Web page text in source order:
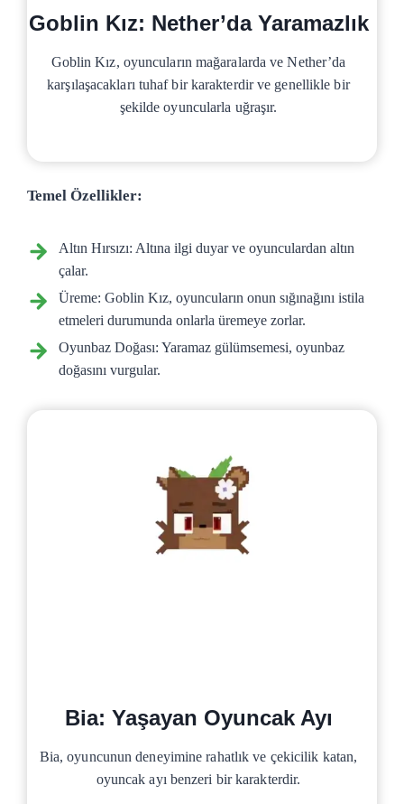
Goblin Kız: Nether’da Yaramazlık
Goblin Kız, oyuncuların mağaralarda ve Nether’da
karşılaşacakları tuhaf bir karakterdir ve genellikle bir
şekilde oyuncularla uğraşır.
Temel Özellikler:
Altın Hırsızı: Altına ilgi duyar ve oyunculardan altın
çalar.
Üreme: Goblin Kız, oyuncuların onun sığınağını istila
etmeleri durumunda onlarla üremeye zorlar.
Oyunbaz Doğası: Yaramaz gülümsemesi, oyunbaz
doğasını vurgular.
Bia: Yaşayan Oyuncak Ayı
Bia, oyuncunun deneyimine rahatlık ve çekicilik katan,
oyuncak ayı benzeri bir karakterdir.